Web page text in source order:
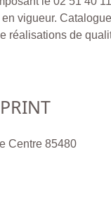
vigueur.
réalisations de
Centre 85480